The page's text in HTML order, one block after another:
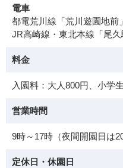
電車
都電荒川線「荒川遊園地前
JR高崎線・東北本線「尾
料金
入園料：大人800円、小学
営業時間
9時～17時（夜間開園日は
定休日・休園日